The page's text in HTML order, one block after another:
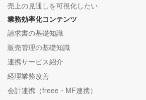
売上の見通しを可視化したい
業務効率化コンテンツ
請求書の基礎知識
販売管理の基礎知識
連携サービス紹介
経理業務改善
会計連携（freee・MF連携）